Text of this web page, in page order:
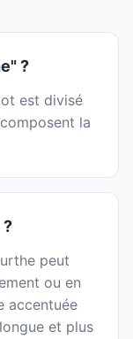
?
est divisé
la
peut
ou en
accentuée
et plus